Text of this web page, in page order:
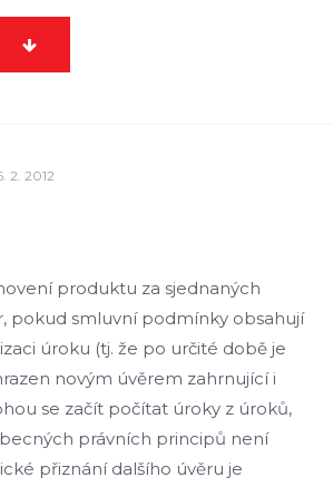
2. 2012
produktu za sjednaných
pokud smluvní podmínky obsahují
úroku (tj. že po určité době je
novým úvěrem zahrnující i
se začít počítat úroky z úroků,
právních principů není
přiznání dalšího úvěru je